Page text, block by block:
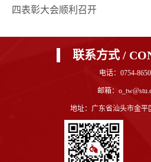
四表彰大会顺利召开
联系方式 /
电话：0754-
邮箱：
地址：广东省汕头市金平